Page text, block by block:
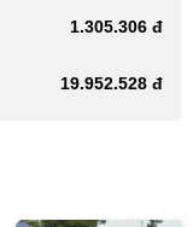
1.305.306 đ
19.952.528 đ